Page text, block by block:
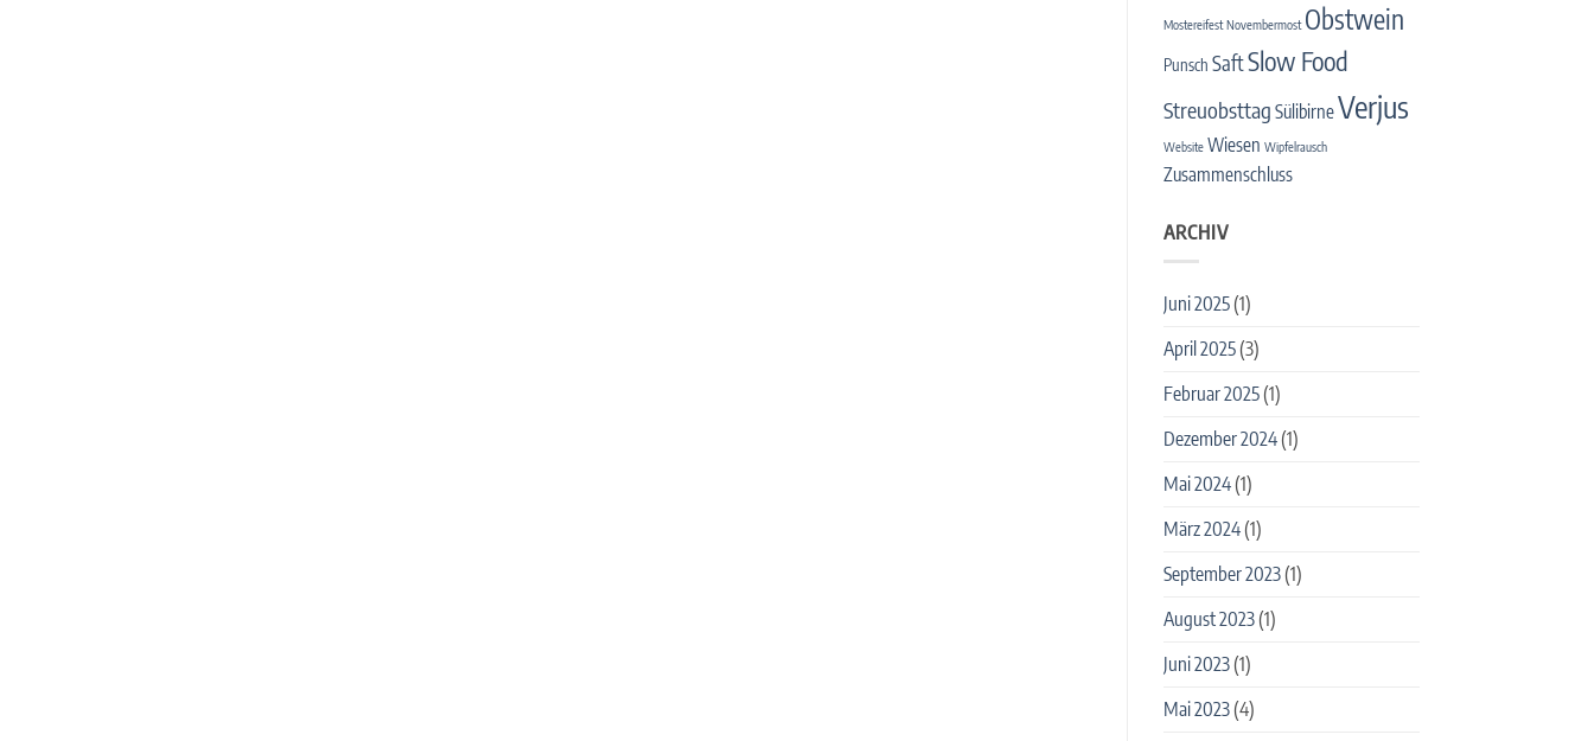
Mostereifest Novembermost Obstwein
Punsch SaftSlow Food
Streuobsttag SülibirneVerjus
Website Wiesen Wipfelrausch
Zusammenschluss
ARCHIV
Juni 2025(1)
April 2025(3)
Februar 2025(1)
Dezember 2024(1)
Mai 2024(1)
März 2024(1)
September 2023(1)
August 2023(1)
Juni 2023(1)
Mai 2023(4)